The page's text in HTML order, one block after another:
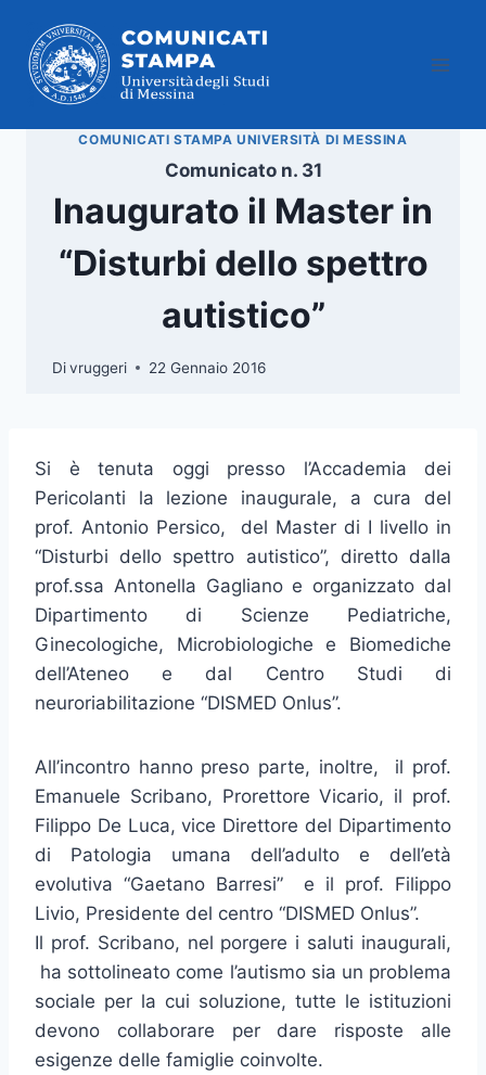
contenuto
COMUNICATI STAMPA UNIVERSITÀ DI MESSINA
Comunicato n. 31
Inaugurato il Master in
“Disturbi dello spettro
autistico”
Divruggeri 22 Gennaio 2016
Si è tenuta oggi presso l’Accademia dei
Pericolanti la lezione inaugurale, a cura del
prof. Antonio Persico, del Master di I livello in
“Disturbi dello spettro autistico”, diretto dalla
prof.ssa Antonella Gagliano e organizzato dal
Dipartimento di Scienze Pediatriche,
Ginecologiche, Microbiologiche e Biomediche
dell’Ateneo e dal Centro Studi di
neuroriabilitazione “DISMED Onlus”.
All’incontro hanno preso parte, inoltre, il prof.
Emanuele Scribano, Prorettore Vicario, il prof.
Filippo De Luca, vice Direttore del Dipartimento
di Patologia umana dell’adulto e dell’età
evolutiva “Gaetano Barresi” e il prof. Filippo
Livio, Presidente del centro “DISMED Onlus”.
Il prof. Scribano, nel porgere i saluti inaugurali,
ha sottolineato come l’autismo sia un problema
sociale per la cui soluzione, tutte le istituzioni
devono collaborare per dare risposte alle
esigenze delle famiglie coinvolte.